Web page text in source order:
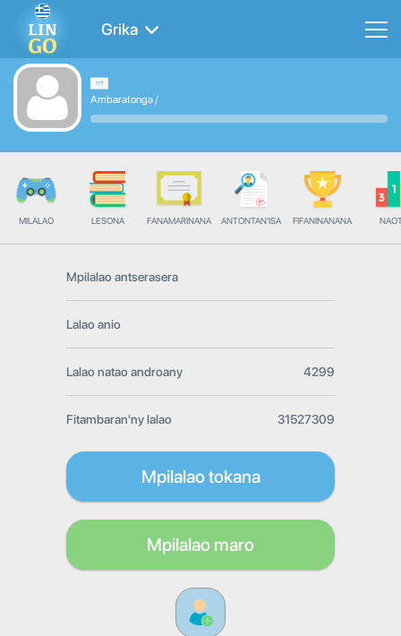
Grika
Ambaratonga/
MILALAO LESONA FANAMARINANA ANTONTAN'ISA FIFANINANANA
Mpilalao antserasera
Lalao anio
Lalao natao androany 4299
Fitambaran'ny lalao 31527309
Mpilalao tokana
Mpilalao maro